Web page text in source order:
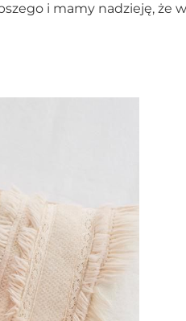
i mamy nadzieję, że